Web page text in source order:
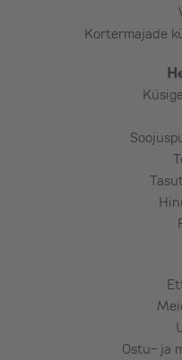
Kortermajade
Ostu- ja